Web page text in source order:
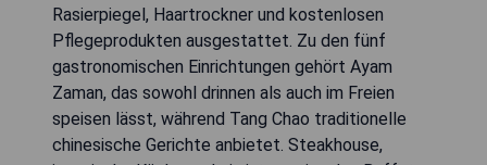
Rasierpiegel, Haartrockner und kostenlosen
Pflegeprodukten ausgestattet. Zu den fünf
gastronomischen Einrichtungen gehört Ayam
Zaman, das sowohl drinnen als auch im Freien
speisen lässt, während Tang Chao traditionelle
chinesische Gerichte anbietet. Steakhouse,